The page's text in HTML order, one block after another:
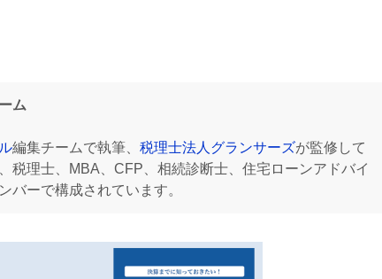
ム
編集チームで執筆、 税理士法人グランサーズが監修して
税理士、MBA、CFP、相続診断士、住宅ローンアドバイ
バーで構成されています。